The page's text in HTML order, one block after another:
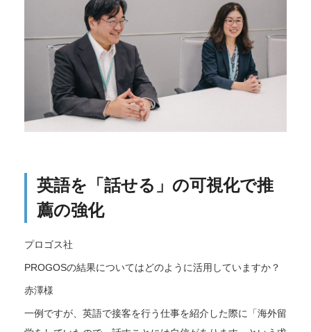
英語を「話せる」の可視化で推
薦の強化
プロゴス社
PROGOSの結果についてはどのように活用していますか？
赤澤様
一例ですが、英語で接客を行う仕事を紹介した際に「海外留